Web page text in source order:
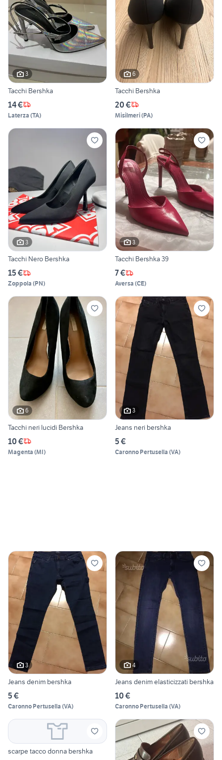
3
Tacchi Bershka
14 €
Laterza (TA)
6
Tacchi Bershka
20 €
Misilmeri(PA)
3
Tacchi Nero Bershka
15 €
Zoppola (PN)
3
Tacchi Bershka 39
7 €
Aversa (CE)
6
Tacchi neri lucidi Bershka
10 €
Magenta (MI)
3
Jeans neri bershka
5 €
Caronno Pertusella (VA)
3
Jeans denim bershka
5 €
Caronno Pertusella (VA)
4
Jeans denim elasticizzati bershka
10 €
Caronno Pertusella (VA)
scarpe tacco donna bershka